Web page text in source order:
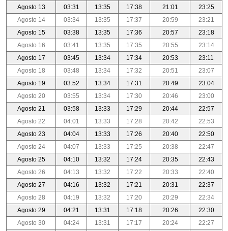
Agosto 13
03:31 13:35 17:38 21:01
23:25
Agosto 14
03:34 13:35 17:37 20:59
23:21
Agosto 15
03:38 13:35 17:36 20:57
23:18
Agosto 16
03:41 13:35 17:35 20:55
23:14
Agosto 17
03:45 13:34 17:34 20:53
23:11
Agosto 18
03:48 13:34 17:32 20:51
23:07
Agosto 19
03:52 13:34 17:31 20:49
23:04
Agosto 20
03:55 13:34 17:30 20:46
23:00
Agosto 21
03:58 13:33 17:29 20:44
22:57
Agosto 22
04:01 13:33 17:28 20:42
22:53
Agosto 23
04:04 13:33 17:26 20:40
22:50
Agosto 24
04:07 13:33 17:25 20:38
22:47
Agosto 25
04:10 13:32 17:24 20:35
22:43
Agosto 26
04:13 13:32 17:22 20:33
22:40
Agosto 27
04:16 13:32 17:21 20:31
22:37
Agosto 28
04:19 13:32 17:20 20:29
22:34
Agosto 29
04:21 13:31 17:18 20:26
22:30
Agosto 30
04:24 13:31 17:17 20:24
22:27